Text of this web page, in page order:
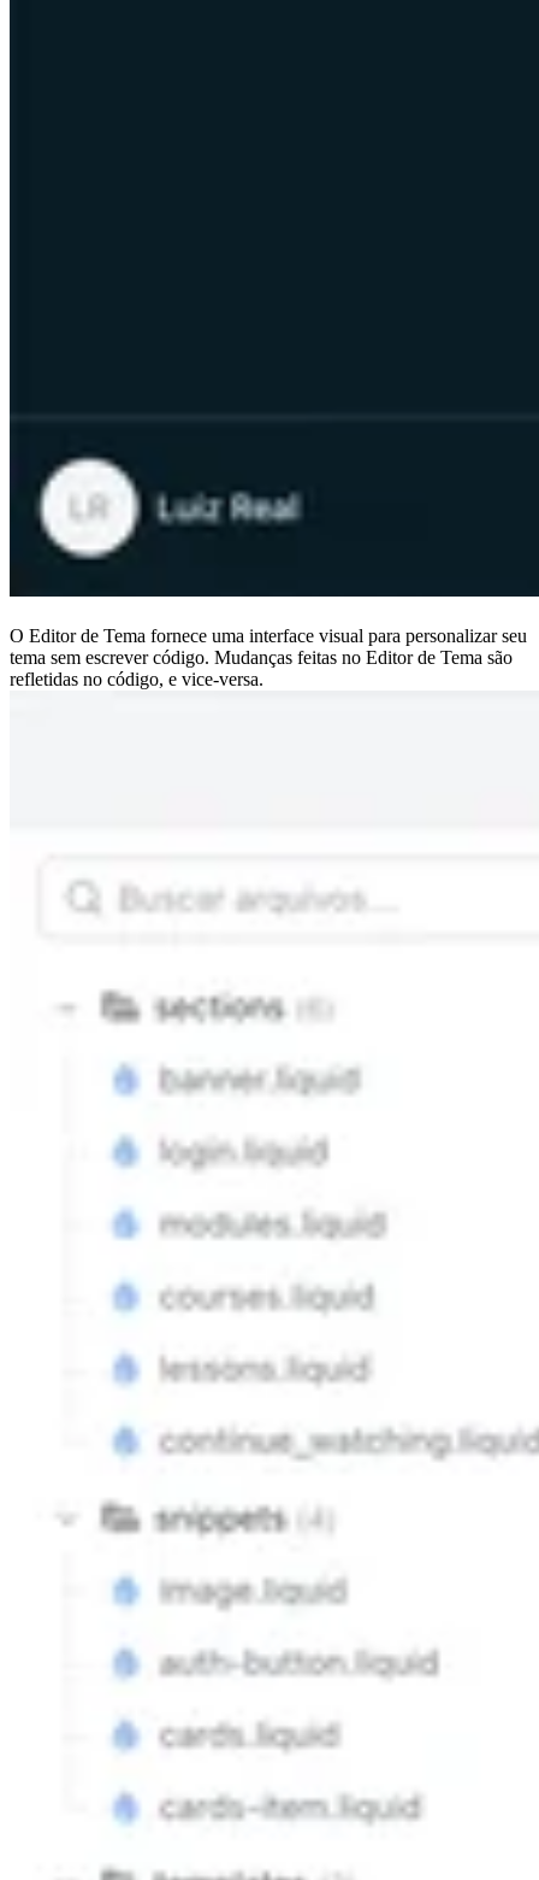
O Editor de Tema fornece uma interface visual para personalizar seu
tema sem escrever código. Mudanças feitas no Editor de Tema são
refletidas no código, e vice-versa.